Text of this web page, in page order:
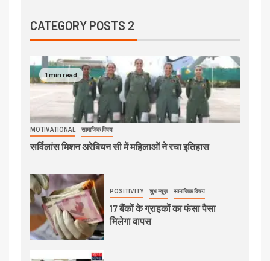
CATEGORY POSTS 2
1 min read
MOTIVATIONAL सामाजिक विषय
सर्विलांस मिशन अरेबियन सी में महिलाओं ने रचा इतिहास
POSITIVITY शुभ न्यूज़ सामाजिक विषय
17 बैंकों के ग्राहकों का फंसा पैसा
मिलेगा वापस